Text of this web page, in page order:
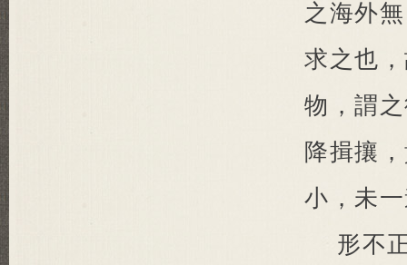
之海外
求之也
物，謂
降揖攘
小，未
形不